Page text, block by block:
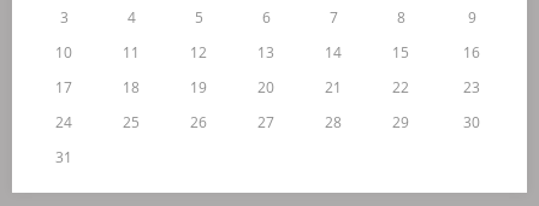
3
4 5 6 7 8
9
10
11 12 13 14 15
16
17
18 19 20 21 22
23
24
25 26 27 28 29
30
31